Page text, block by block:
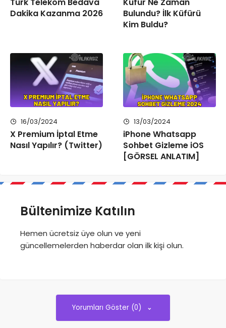
Türk Telekom Bedava
Dakika Kazanma 2026
Küfür Ne Zaman
Bulundu? İlk Küfürü
Kim Buldu?
16/03/2024
X Premium İptal Etme
Nasıl Yapılır? (Twitter)
13/03/2024
iPhone Whatsapp
Sohbet Gizleme iOS
[GÖRSEL ANLATIM]
Bültenimize Katılın
Hemen ücretsiz üye olun ve yeni
güncellemelerden haberdar olan ilk kişi olun.
Yorumları Göster (0)